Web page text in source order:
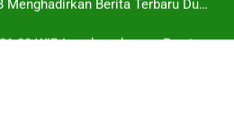
Pertandingan dan Fakta Menarik
WIB di Jalalive Menjadi Sajian